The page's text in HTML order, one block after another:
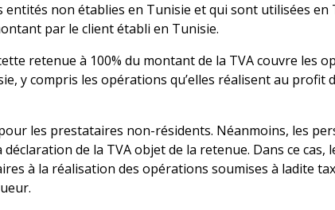
non établies en Tunisie et qui sont utilisées en
par le client établi en Tunisie.
retenue à 100% du montant de la TVA couvre
y compris les opérations qu’elles réalisent au
les prestataires non-résidents. Néanmoins, les
de la TVA objet de la retenue. Dans ce
à la réalisation des opérations soumises à ladite